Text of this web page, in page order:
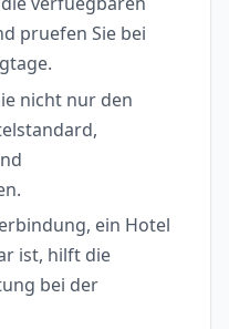
pruefen Sie bei
nicht nur den
ein Hotel
ist, hilft die
bei der